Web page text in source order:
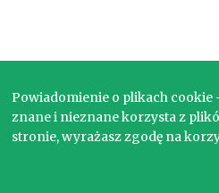
Powiadomienie o plikach
znane i nieznane korzysta z
stronie, wyrażasz zgodę na